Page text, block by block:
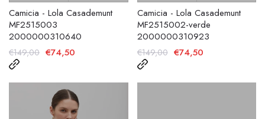
Camicia - Lola Casademunt
MF2515003
2000000310640
€149,00 €74,50
Camicia - Lola Casademunt
MF2515002-verde
2000000310923
€149,00 €74,50